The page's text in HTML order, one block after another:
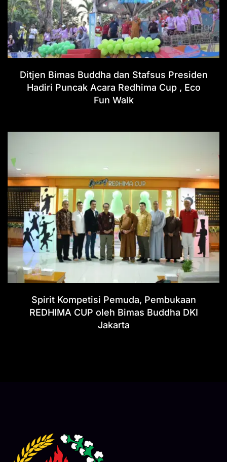
Ditjen Bimas Buddha dan Stafsus Presiden
Hadiri Puncak Acara Redhima Cup , Eco
Fun Walk
Spirit Kompetisi Pemuda, Pembukaan
REDHIMA CUP oleh Bimas Buddha DKI
Jakarta